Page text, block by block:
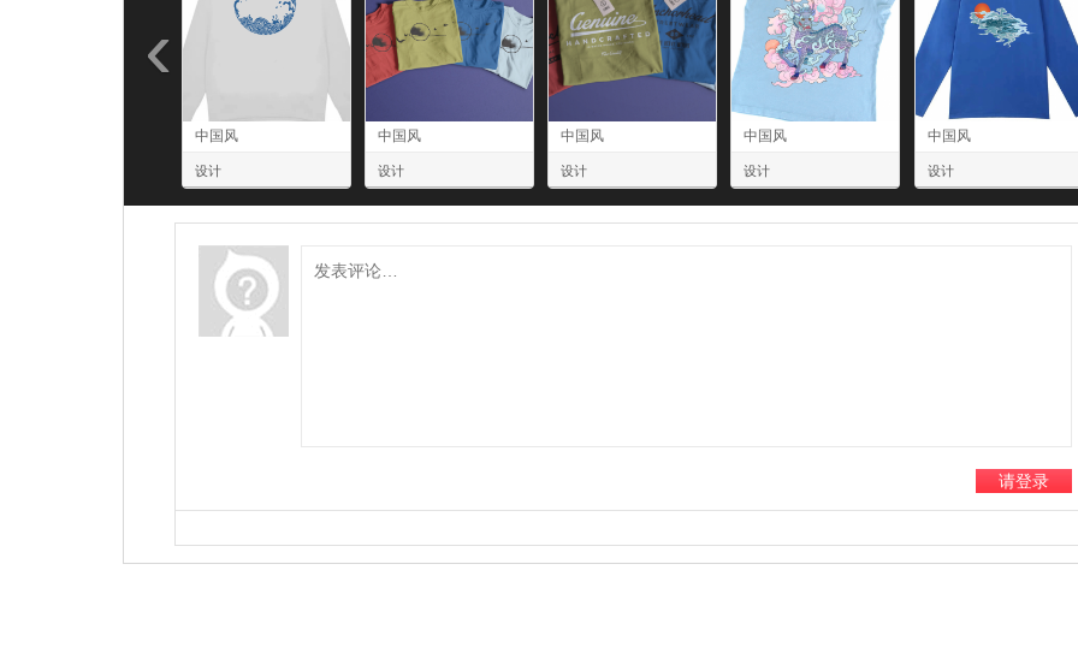
中国风
设计
中国风
设计
中国风
设计
中国风
设计
中国风
设计
‹
请登录